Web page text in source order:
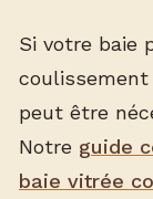
Si votre baie
peut être
Notre guide
baie vitrée